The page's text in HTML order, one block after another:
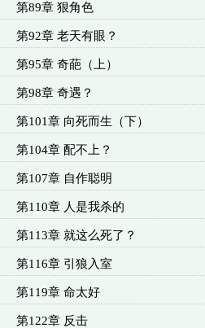
第89章 狠角色
第92章 老天有眼？
第95章 奇葩（上）
第98章 奇遇？
第101章 向死而生（下）
第104章 配不上？
第107章 自作聪明
第110章 人是我杀的
第113章 就这么死了？
第116章 引狼入室
第119章 命太好
第122章 反击